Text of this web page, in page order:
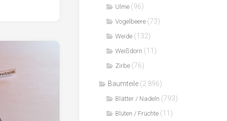
Ulme (96)
Vogelbeere (73)
Weide (132)
Weißdorn (11)
Zirbe (76)
Baumteile (2.896)
Blätter / Nadeln (793)
Blüten / Früchte (11)